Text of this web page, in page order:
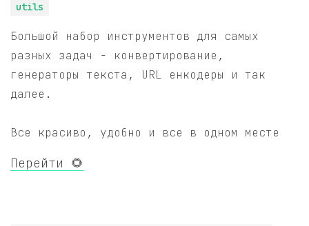
utils
Большой набор инструментов для самых
разных задач - конвертирование,
генераторы текста, URL енкодеры и так
далее.
Все красиво, удобно и все в одном месте
Перейти 🌻